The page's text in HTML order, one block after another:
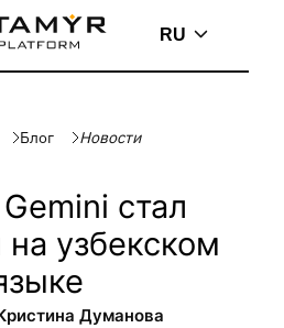
RU
Блог Новости
стал
узбекском
Думанова